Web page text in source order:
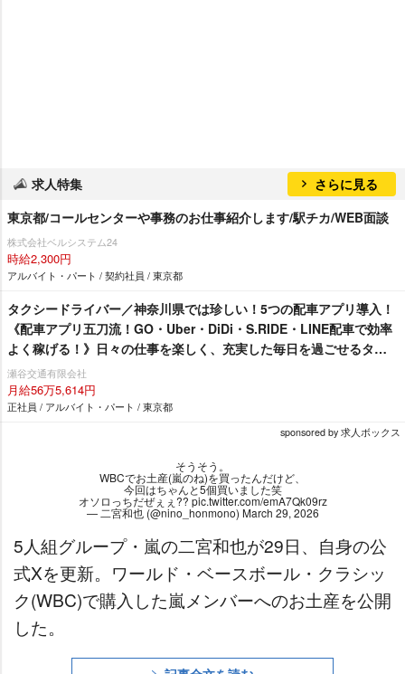
求人特集
さらに見る
東京都/コールセンターや事務のお仕事紹介します/駅チカ/WEB面談
株式会社ベルシステム24
時給2,300円
アルバイト・パート / 契約社員 / 東京都
タクシードライバー／神奈川県では珍しい！5つの配車アプリ導入！
《配車アプリ五刀流！GO・Uber・DiDi・S.RIDE・LINE配車で効率
よく稼げる！》日々の仕事を楽しく、充実した毎日を過ごせるタク
シー会社地元のお客様が多数ご利用される地域密着型のタクシー会
社！二種免許取得費用全額会社負担！充実した待遇をご用意！「社
員の方が楽しく、充実した仕事の日々を送れるように」という考え
で職場環境を作りあげていますので、年齢性別問わず非常に働き
瀬谷交通有限会社
月給56万5,614円
正社員 / アルバイト・パート / 東京都
sponsored by 求人ボックス
そうそう。
WBCでお土産(嵐のね)を買ったんだけど、
今回はちゃんと5個買いました笑
オソロっちだぜぇぇ?? pic.twitter.com/emA7Qk09rz
— 二宮和也 (@nino_honmono) March 29, 2026
5人組グループ・嵐の二宮和也が29日、自身の公
式Xを更新。ワールド・ベースボール・クラシッ
ク(WBC)で購入した嵐メンバーへのお土産を公開
した。